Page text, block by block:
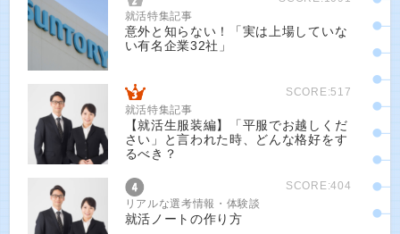
就活特集記事
意外と知らない！「実は上場していな
い有名企業32社」
SCORE:517
就活特集記事
【就活生服装編】「平服でお越しくだ
さい」と言われた時、どんな格好をす
るべき？
SCORE:404
リアルな選考情報・体験談
就活ノートの作り方